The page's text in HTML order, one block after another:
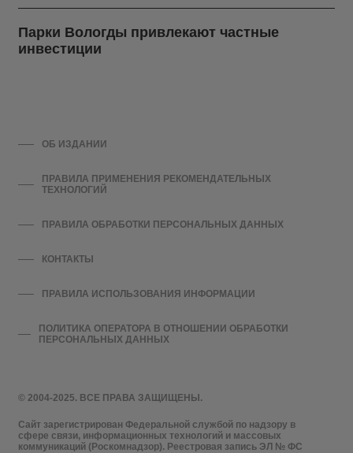
Парки Вологды привлекают частные
инвестиции
© 2004-2025. ВСЕ ПРАВА ЗАЩИЩЕНЫ.
Сайт зарегистрирован Федеральной службой по надзору в
сфере связи, информационных технологий и массовых
коммуникаций (Роскомнадзор). Реестровая запись ЭЛ № ФС
ОБ ИЗДАНИИ
ПРАВИЛА ПРИМЕНЕНИЯ РЕКОМЕНДАТЕЛЬНЫХ
ТЕХНОЛОГИЙ
ПРАВИЛА ОБРАБОТКИ ПЕРСОНАЛЬНЫХ ДАННЫХ
КОНТАКТЫ
ПРАВИЛА ИСПОЛЬЗОВАНИЯ ИНФОРМАЦИИ
ПОЛИТИКА ОПЕРАТОРА В ОТНОШЕНИИ ОБРАБОТКИ
ПЕРСОНАЛЬНЫХ ДАННЫХ